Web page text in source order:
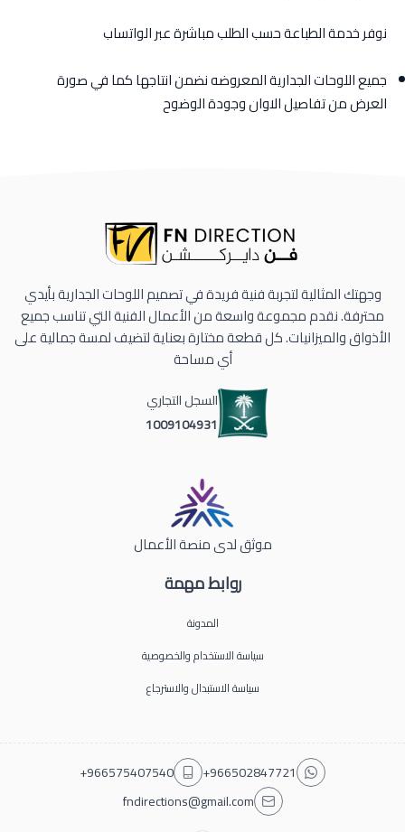
نوفر خدمة الطباعة حسب الطلب مباشرة عبر الواتساب
جميع اللوحات الجدارية المعروضه نضمن انتاجها كما في صورة
العرض من تفاصيل الاوان وجودة الوضوح
روابط مهمة
المدونة
سياسة الاستخدام والخصوصية
سياسة الاستبدال والاسترجاع
وجهتك المثالية لتجربة فنية فريدة في تصميم اللوحات الجدارية بأيدي
محترفة. نقدم مجموعة واسعة من الأعمال الفنية التي تناسب جميع
الأذواق والميزانيات. كل قطعة مختارة بعناية لتضيف لمسة جمالية على
أي مساحة
السجل التجاري
1009104931
موثق لدى منصة الأعمال
+966502847721
+966575407540
fndirections@gmail.com